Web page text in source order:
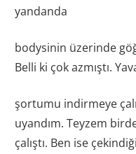
yandanda
bodysinin üzerinde
Belli ki çok azmıştı.
şortumu indirmeye
uyandım. Teyzem
çalıştı. Ben ise